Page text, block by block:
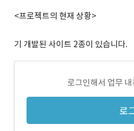
<프로젝트의 현재 상황>
기 개발된 사이트 2종이 있습니다.
로그인해서 업무
로